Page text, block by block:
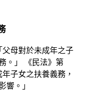
父母對於未成年之子
。」 《民法》第
子女之扶養義務，
響。」